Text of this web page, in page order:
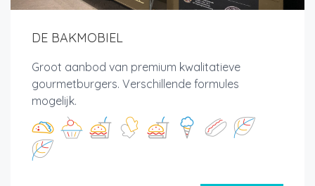
DE BAKMOBIEL
Groot aanbod van premium kwalitatieve
gourmetburgers. Verschillende formules
mogelijk.